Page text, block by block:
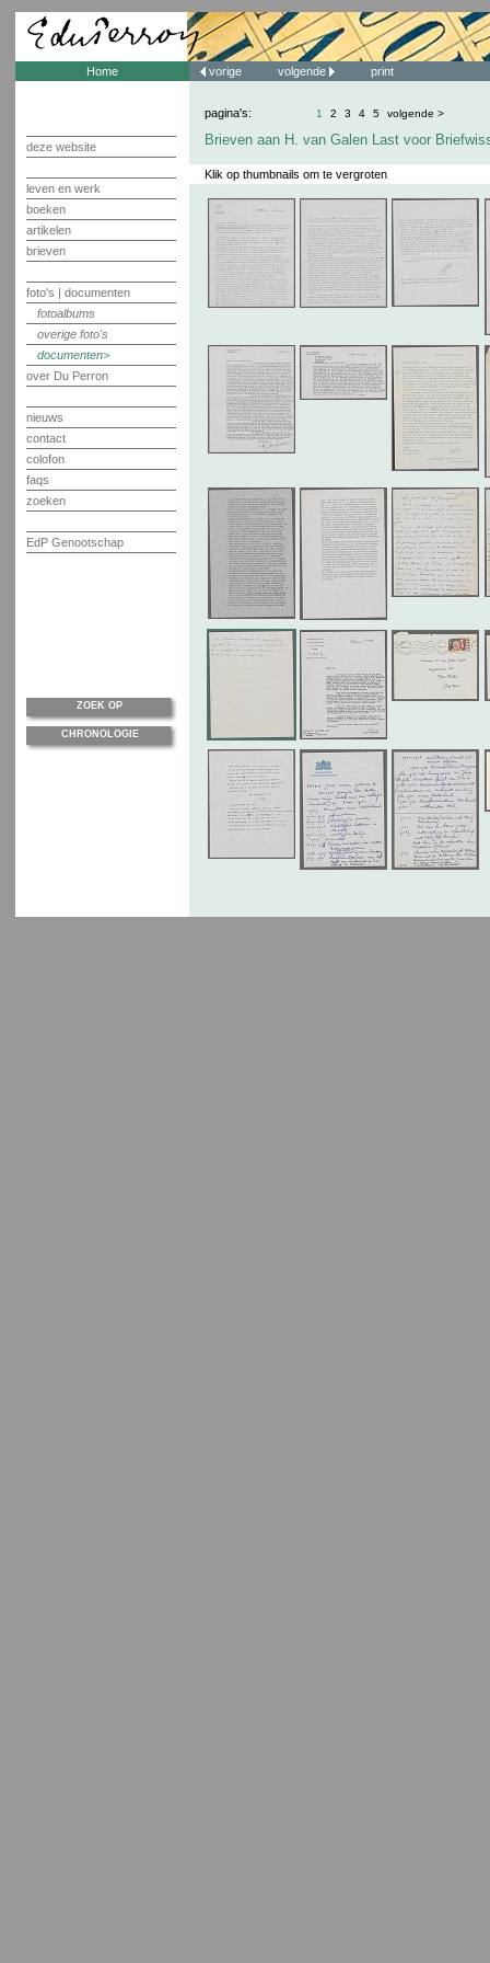
Home
deze website
leven en werk
boeken
artikelen
brieven
foto's | documenten
fotoalbums
overige foto's
documenten
over Du Perron
nieuws
contact
colofon
faqs
zoeken
EdP Genootschap
vorige volgende print
pagina's: 1 2 3 4 5 volgende >
Brieven aan H. van Galen Last voor
Klik op thumbnails om te vergroten
ZOEK OP
CHRONOLOGIE